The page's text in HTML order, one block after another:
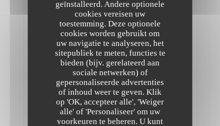
geïnstalleerd. Andere optionele
cookies vereisen uw
toestemming. Deze optionele
cookies worden gebruikt om
uw navigatie te analyseren, het
sitepubliek te meten, functies te
bieden (bijv. gerelateerd aan
sociale netwerken) of
gepersonaliseerde advertenties
of inhoud weer te geven. Klik
op 'OK, accepteer alle', 'Weiger
alle' of 'Personaliseer' om uw
voorkeuren te beheren. U kunt
Atmosfeer
Kwaliteit
/5
The Friendly Kitchen